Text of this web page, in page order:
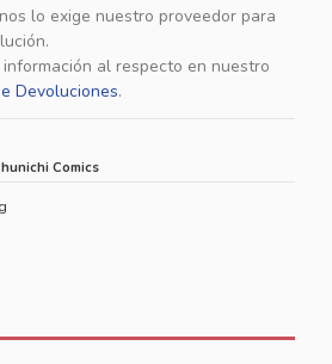
lo exige nuestro proveedor para
al respecto en nuestro
Devoluciones.
Comics